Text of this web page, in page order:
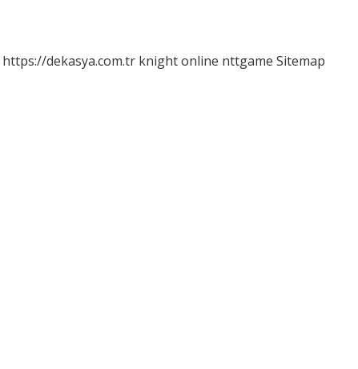
https://dekasya.com.tr knight online nttgame Sitemap